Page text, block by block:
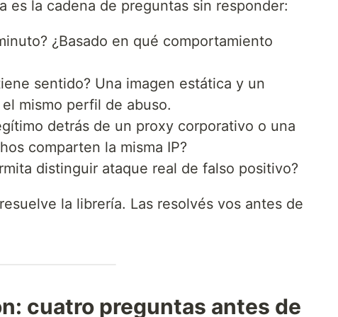
es la cadena de preguntas sin responder:
¿Basado en qué comportamiento
sentido? Una imagen estática y un
mismo perfil de abuso.
detrás de un proxy corporativo o una
comparten la misma IP?
distinguir ataque real de falso positivo?
la librería. Las resolvés vos antes de
cuatro preguntas antes de